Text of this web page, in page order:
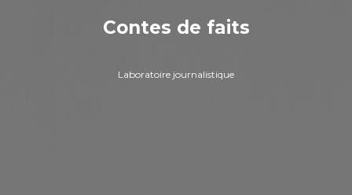
Contes de faits
Laboratoire journalistique